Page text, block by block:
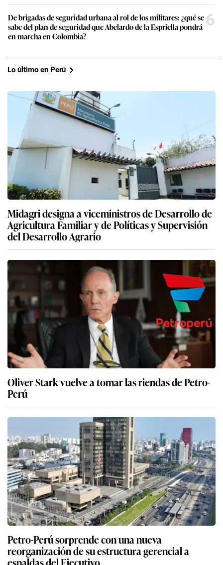
De brigadas de seguridad urbana al rol de los militares: ¿qué se
sabe del plan de seguridad que Abelardo de la Espriella pondrá
en marcha en Colombia?
6
Lo último en Perú
Midagri designa a viceministros de Desarrollo de
Agricultura Familiar y de Políticas y Supervisión
del Desarrollo Agrario
Oliver Stark vuelve a tomar las riendas de Petro-
Perú
Petro-Perú sorprende con una nueva
reorganización de su estructura gerencial a
espaldas del Ejecutivo